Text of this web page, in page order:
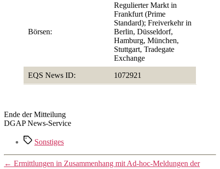
Börsen:
Regulierter Markt in
Frankfurt (Prime
Standard); Freiverkehr in
Berlin, Düsseldorf,
Hamburg, München,
Stuttgart, Tradegate
Exchange
EQS News ID: 1072921
Ende der Mitteilung
DGAP News-Service
Schlagwörter
Sonstiges
← Ermittlungen in Zusammenhang mit Ad-hoc-Meldungen der